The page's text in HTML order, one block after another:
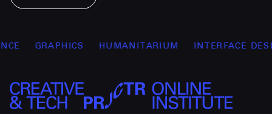
GRAPHICS HUMANITARIUM INTERFACE DESIGN